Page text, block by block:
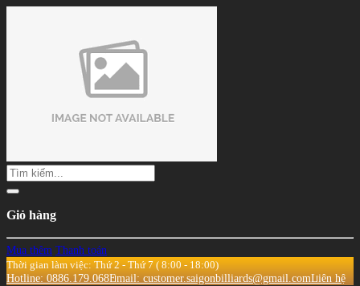
Giỏ hàng
Mua thêm Thanh toán
Thời gian làm việc: Thứ 2 - Thứ 7 ( 8:00 - 18:00)
Hotline: 0886.179.068Email: customer.saigonbilliards@gmail.comLiên hệ